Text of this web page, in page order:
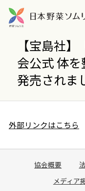
【宝島社
会公式 体
発売されま
外部リンクはこちら
協会概要
メディア